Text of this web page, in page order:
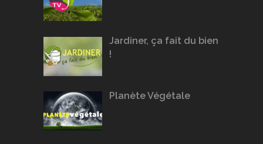
Jardiner, ça fait du bien
!
Planète Végétale